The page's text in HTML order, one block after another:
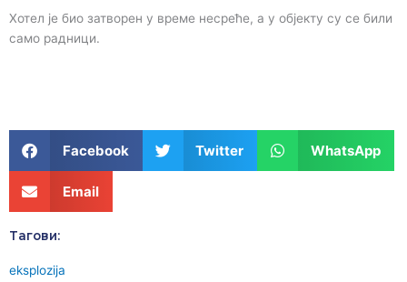
Хотел је био затворен у време несреће, а у објекту су се били
само радници.
Facebook Twitter WhatsApp
Email
Тагови:
eksplozija